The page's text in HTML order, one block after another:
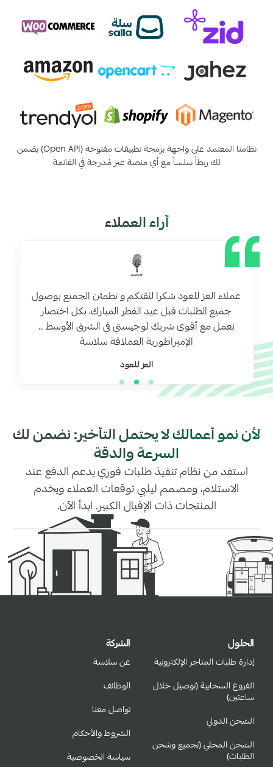
نظامنا المعتمد على واجهة برمجة تطبيقات مفتوحة (Open API) يضمن
لك ربطاً سلساً مع أي منصة غير مُدرجة في القائمة
آراء العملاء
عملاء العز للعود شكرا لثقتكم و نطمئن الجميع بوصول
جميع الطلبات قبل عيد الفطر المبارك، بكل اختصار
نعمل مع أقوى شريك لوجيستي في الشرق الأوسط ..
الإمبراطورية العملاقة سلاسة
العز للعود
لأن نمو أعمالك لا يحتمل التأخير: نضمن لك
السرعة والدقة
استفد من نظام تنفيذ طلبات فوري يدعم الدفع عند
الاستلام، ومصمم ليلبي توقعات العملاء ويخدم
المنتجات ذات الإقبال الكبير. ابدأ الآن.
الحلول
إدارة طلبات المتاجر الإلكترونية
الفروع السحابية (توصيل خلال
ساعتين)
الشحن الدولي
الشحن المحلي (تجميع وشحن
الطلبات)
الشركة
عن سلاسة
الوظائف
تواصل معنا
الشروط والأحكام
سياسة الخصوصية